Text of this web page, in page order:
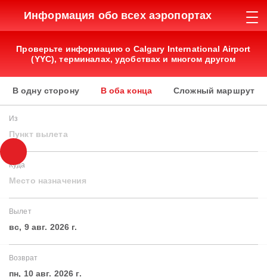
Информация обо всех аэропортах
Проверьте информацию о Calgary International Airport
(YYC), терминалах, удобствах и многом другом
В одну сторону В оба конца Сложный маршрут
Из
Пункт вылета
Куда
Место назначения
Вылет
вс, 9 авг. 2026 г.
Возврат
пн, 10 авг. 2026 г.